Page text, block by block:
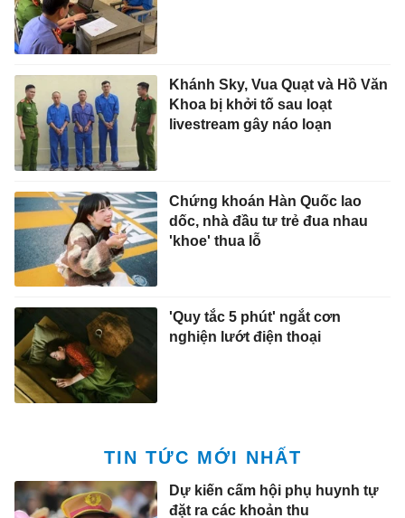
Khánh Sky, Vua Quạt và Hồ Văn
Khoa bị khởi tố sau loạt
livestream gây náo loạn
Chứng khoán Hàn Quốc lao
dốc, nhà đầu tư trẻ đua nhau
'khoe' thua lỗ
'Quy tắc 5 phút' ngắt cơn
nghiện lướt điện thoại
TIN TỨC MỚI NHẤT
Dự kiến cấm hội phụ huynh tự
đặt ra các khoản thu